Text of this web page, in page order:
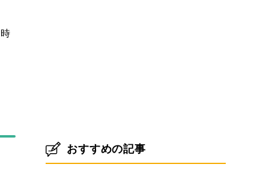
おすすめの記事